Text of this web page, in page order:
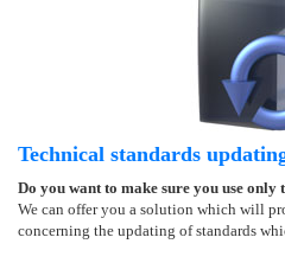
Technical standards
Do you want to make sure you use
We can offer you a solution which will
concerning the updating of standards